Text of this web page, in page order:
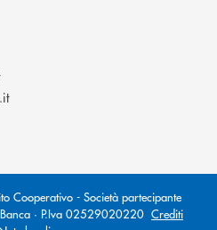
(si apre l’app di posta elettronica)
(si apre l’app di posta elettronica)
Cooperativo - Società partecipante
· P.Iva 02529020220 Crediti